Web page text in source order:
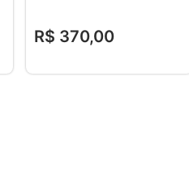
R$ 370,00